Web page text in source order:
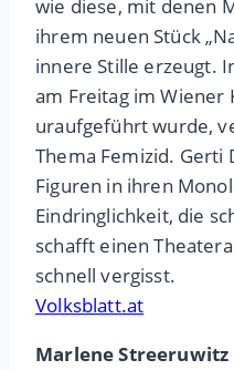
wie diese, mit denen
ihrem neuen Stück
innere Stille erzeugt.
am Freitag im Wiener
uraufgeführt wurde,
Thema Femizid. Gerti
Figuren in ihren
Eindringlichkeit, die
schafft einen
schnell vergisst.
Volksblatt.at
Marlene Streeruwitz